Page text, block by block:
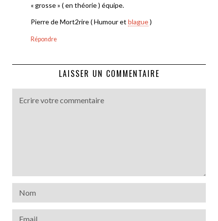
« grosse » ( en théorie ) équipe.
Pierre de Mort2rire ( Humour et blague)
Répondre
LAISSER UN COMMENTAIRE